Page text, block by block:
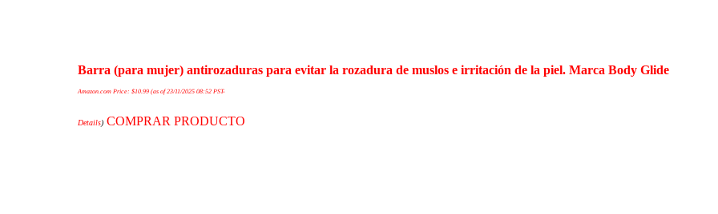
Barra (para mujer) antirozaduras para evitar la rozadura de muslos e irritación de la piel. Marca Body Glide
Amazon.com Price: $10.99 (as of 23/11/2025 08:52 PST-
Details) COMPRAR PRODUCTO